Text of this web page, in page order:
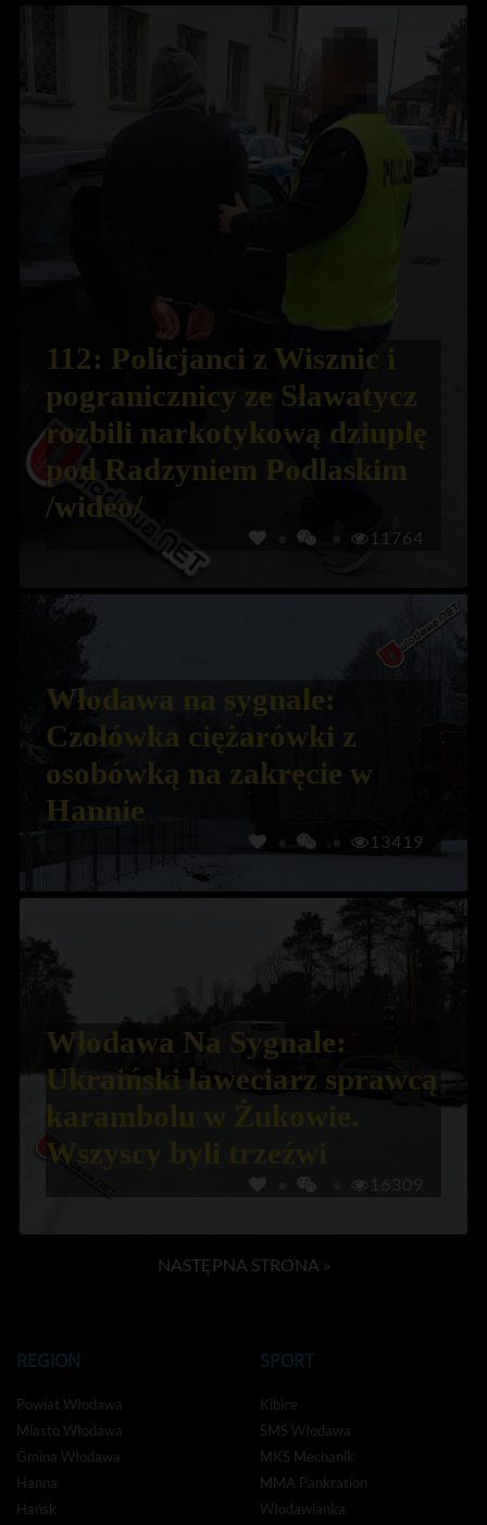
112: Policjanci z Wisznic i
pogranicznicy ze Sławatycz
rozbili narkotykową dziuplę
pod Radzyniem Podlaskim
/wideo/
11764
Włodawa na sygnale:
Czołówka ciężarówki z
osobówką na zakręcie w
Hannie
13419
Włodawa Na Sygnale:
Ukraiński laweciarz sprawcą
karambolu w Żukowie.
Wszyscy byli trzeźwi
16309
NASTĘPNA STRONA »
REGION
Powiat Włodawa
Miasto Włodawa
Gmina Włodawa
Hanna
Hańsk
SPORT
Kibice
SMS Włodawa
MKS Mechanik
MMA Pankration
Włodawianka